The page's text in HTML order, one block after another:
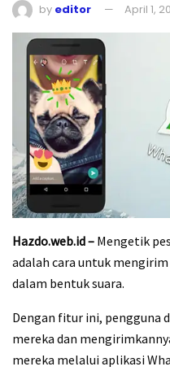
by editor April 1,
Hazdo.web.id – Mengetik
adalah cara untuk
dalam bentuk suara.
Dengan fitur ini, pengguna
mereka dan
mereka melalui aplikasi